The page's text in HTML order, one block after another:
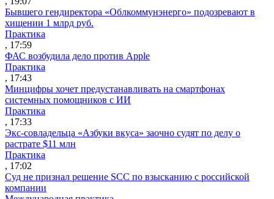
Бывшего гендиректора «Облкоммунэнерго» подозревают в
хищении 1 млрд руб.
Практика
, 17:59
ФАС возбудила дело против Apple
Практика
, 17:43
Минцифры хочет предустанавливать на смартфонах
системных помощников с ИИ
Практика
, 17:33
Экс-совладельца «Азбуки вкуса» заочно судят по делу о
растрате $11 млн
Практика
, 17:02
Суд не признал решение SCC по взысканию с российской
компании